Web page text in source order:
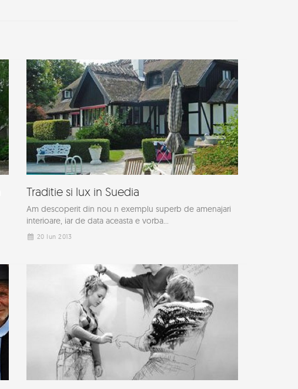
Traditie si lux in Suedia
Am descoperit din nou n exemplu superb de amenajari
interioare, iar de data aceasta e vorba...
20 Iun 2013